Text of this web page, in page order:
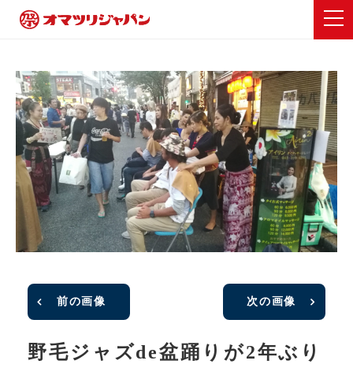
前の画像 次の画像
野毛ジャズde盆踊りが2年ぶり